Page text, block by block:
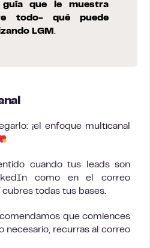
guía que le muestra
todo- qué puede
LGM .
¡el enfoque multicanal
cuando tus leads son
como en el correo
todas tus bases.
que comiences
necesario, recurras al correo